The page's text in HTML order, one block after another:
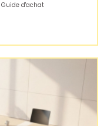
Guide d'achat